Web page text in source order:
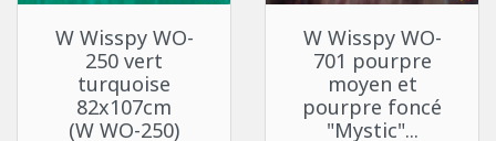
W Wisspy WO-
250 vert
turquoise
82x107cm
(W WO-250)
W Wisspy WO-
701 pourpre
moyen et
pourpre foncé
"Mystic"...